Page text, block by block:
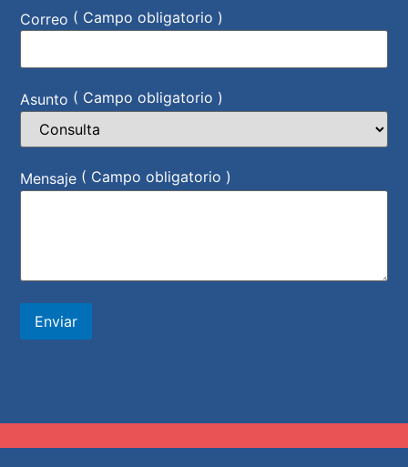
Correo ( Campo obligatorio )
Asunto ( Campo obligatorio )
Mensaje ( Campo obligatorio )
Enviar